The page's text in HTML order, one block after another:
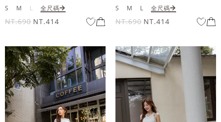
S M L 全尺碼
NT.690 NT.414
S M L 全尺碼
NT.690 NT.414